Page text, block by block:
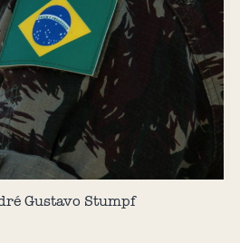
Gustavo Stumpf